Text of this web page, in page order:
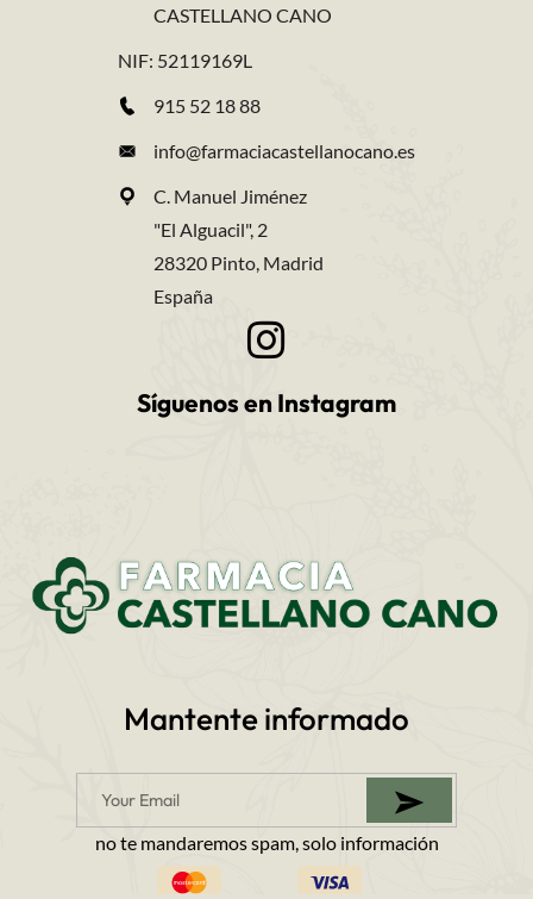
CASTELLANO CANO
NIF: 52119169L
915 52 18 88
info@farmaciacastellanocano.es
C. Manuel Jiménez
"El Alguacil", 2
28320 Pinto, Madrid
España
Síguenos en Instagram
Mantente informado
no te mandaremos spam, solo información